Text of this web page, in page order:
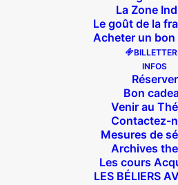
La Zone
Le goût de la
Acheter un bon
INFOS
Réserver
Bon
Venir au
Contactez-
Mesures de
Archives
Les cours
LES BÉLIERS
LA-DEGUSTATION-
Accueil
Les béliers
LA-DEGUSTATION-